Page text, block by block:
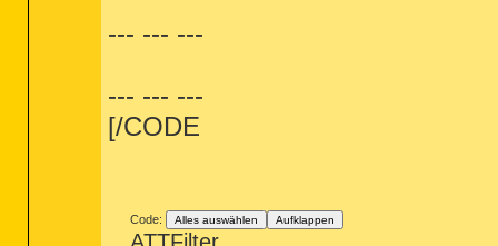
--- --- ---
--- --- ---
[/CODE
Code: Alles auswählen Aufklappen